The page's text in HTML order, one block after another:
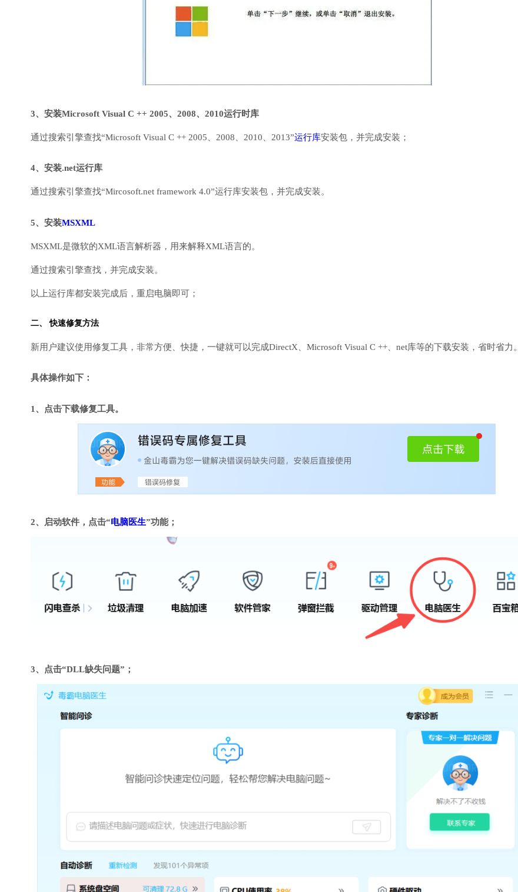
3、安装Microsoft Visual C ++ 2005、2008、2010运行时库
通过搜索引擎查找“Microsoft Visual C ++ 2005、2008、2010、2013”运行库安装包，并完成安装；
4、安装.net运行库
通过搜索引擎查找“Mircosoft.net framework 4.0”运行库安装包，并完成安装。
5、安装MSXML
MSXML是微软的XML语言解析器，用来解释XML语言的。
通过搜索引擎查找，并完成安装。
以上运行库都安装完成后，重启电脑即可；
二、 快速修复方法
新用户建议使用修复工具，非常方便、快捷，一键就可以完成DirectX、Microsoft Visual C ++、net库等的下载安装，省时省力。
具体操作如下：
1、点击下载修复工具。
2、启动软件，点击“电脑医生”功能；
3、点击“DLL缺失问题”；